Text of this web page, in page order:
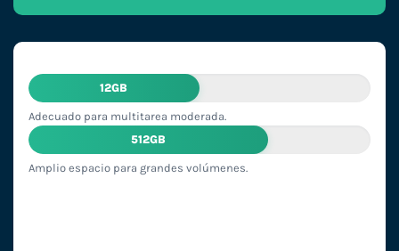
12GB
Adecuado para multitarea moderada.
512GB
Amplio espacio para grandes volúmenes.